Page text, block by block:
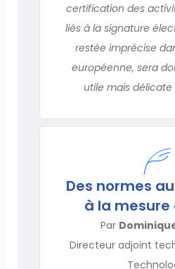
certification des
liés à la signature
restée imprécise
européenne, sera
utile mais délicate
Des normes
à la mesure
Par
Directeur adjoint